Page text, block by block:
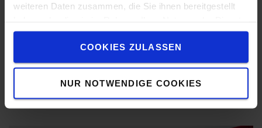
weiteren Daten zusammen, die Sie ihnen bereitgestellt
gesammelt haben.
COOKIES ZULASSEN
NUR NOTWENDIGE COOKIES
INVESTISSEZ DANS VOTRE PRODUCTIVITÉ
INVESTISSEZ DANS VOTRE PRODUCTIVITÉ